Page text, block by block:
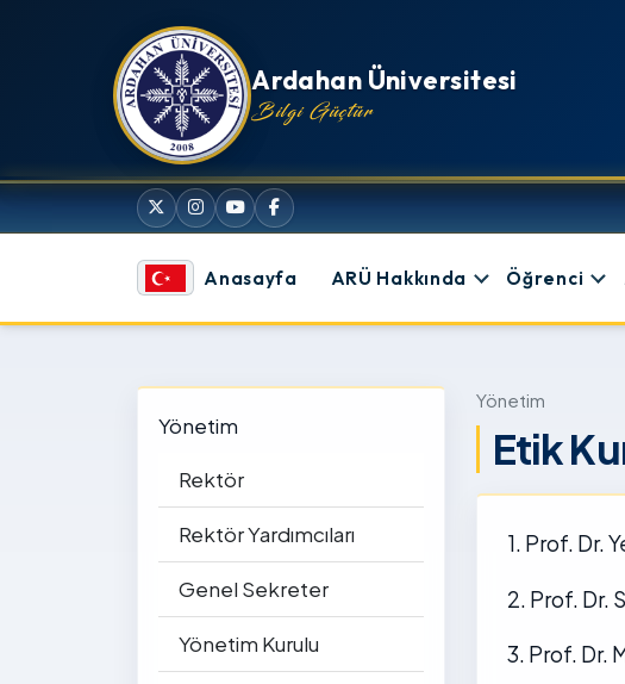
Ardahan Üniversitesi
Bilgi Güçtür
Anasayfa ARÜ Hakkında Öğrenci
Yönetim
Rektör
Rektör Yardımcıları
Genel Sekreter
Yönetim Kurulu
Yönetim
Etik
1. Prof. Dr.
2. Prof. Dr.
3. Prof. Dr.